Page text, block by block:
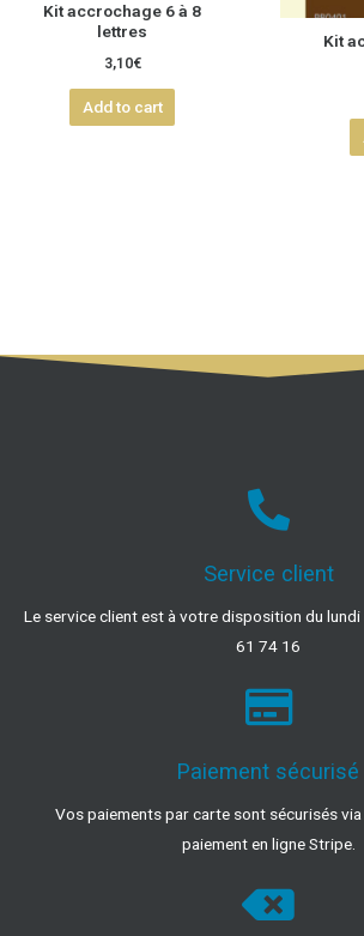
Kit accrochage 6 à 8
lettres
3,10€
Add to cart
Kit
Service client
Le service client est à votre disposition du lundi
61 74 16
Paiement sécurisé
Vos paiements par carte sont sécurisés
paiement en ligne Stripe.